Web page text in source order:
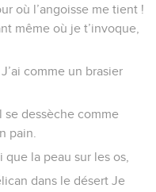
où l’angoisse me tient !
même où je t’invoque,
comme un brasier
dessèche comme
pain.
la peau sur les os,
dans le désert Je